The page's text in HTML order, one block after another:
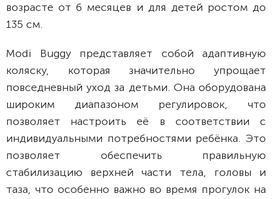
возрасте от 6 месяцев и для детей ростом до
135 см.
Modi Buggy представляет собой адаптивную
коляску, которая значительно упрощает
повседневный уход за детьми. Она оборудована
широким диапазоном регулировок, что
позволяет настроить её в соответствии с
индивидуальными потребностями ребёнка. Это
позволяет обеспечить правильную
стабилизацию верхней части тела, головы и
таза, что особенно важно во время прогулок на